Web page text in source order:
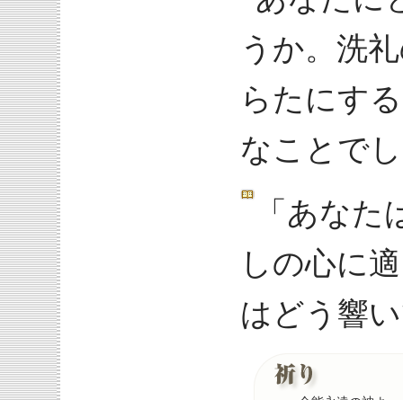
うか。洗
らたにす
なことで
「あな
しの心に
はどう響